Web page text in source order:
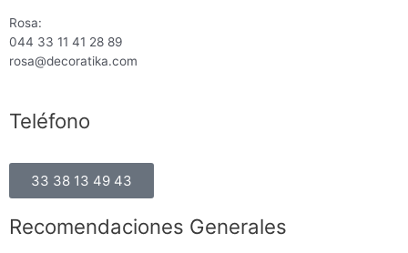
Rosa:
044 33 11 41 28 89
rosa@decoratika.com
Teléfono
33 38 13 49 43
Recomendaciones Generales